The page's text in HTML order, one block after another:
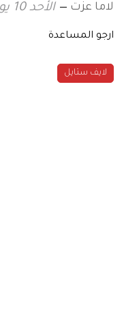
لاما عزت الأحد 10 يوليو 2011 11:19
ارجو المساعدة
لايف ستايل